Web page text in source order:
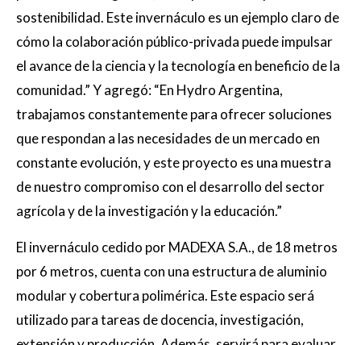
sostenibilidad. Este invernáculo es un ejemplo claro de
cómo la colaboración público-privada puede impulsar
el avance de la ciencia y la tecnología en beneficio de la
comunidad.” Y agregó: “En Hydro Argentina,
trabajamos constantemente para ofrecer soluciones
que respondan a las necesidades de un mercado en
constante evolución, y este proyecto es una muestra
de nuestro compromiso con el desarrollo del sector
agrícola y de la investigación y la educación.”
El invernáculo cedido por MADEXA S.A., de 18 metros
por 6 metros, cuenta con una estructura de aluminio
modular y cobertura polimérica. Este espacio será
utilizado para tareas de docencia, investigación,